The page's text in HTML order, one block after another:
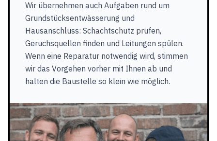
Wir übernehmen auch Aufgaben rund um
Grundstücksentwässerung und
Hausanschluss: Schachtschutz prüfen,
Geruchsquellen finden und Leitungen spülen.
Wenn eine Reparatur notwendig wird, stimmen
wir das Vorgehen vorher mit Ihnen ab und
halten die Baustelle so klein wie möglich.